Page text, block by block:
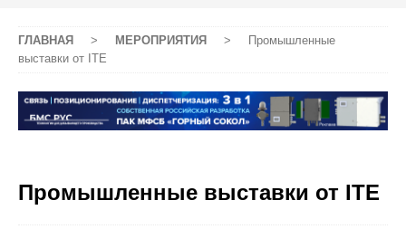
ГЛАВНАЯ > МЕРОПРИЯТИЯ >
Промышленные
выставки от ITE
Промышленные выставки от ITE